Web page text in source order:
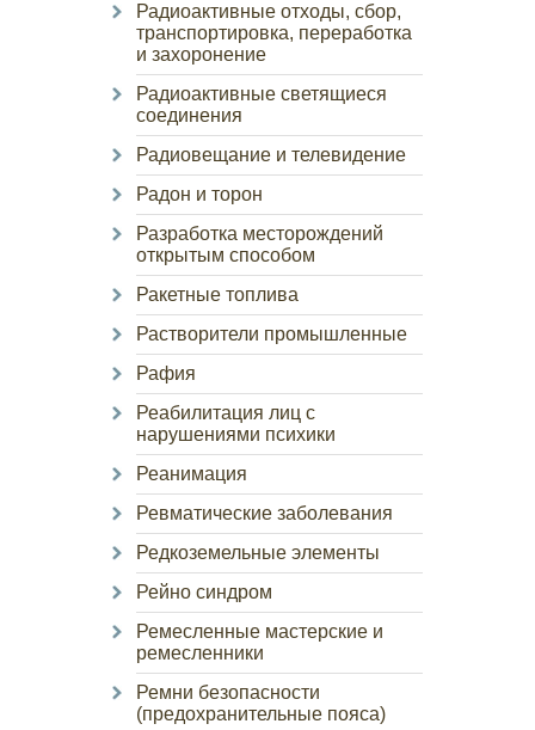
Радиоактивные отходы, сбор,
транспортировка, переработка
и захоронение
Радиоактивные светящиеся
соединения
Радиовещание и телевидение
Радон и торон
Разработка месторождений
открытым способом
Ракетные топлива
Растворители промышленные
Рафия
Реабилитация лиц с
нарушениями психики
Реанимация
Ревматические заболевания
Редкоземельные элементы
Рейно синдром
Ремесленные мастерские и
ремесленники
Ремни безопасности
(предохранительные пояса)